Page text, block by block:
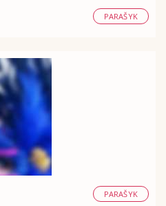
PARAŠYK
PARAŠYK